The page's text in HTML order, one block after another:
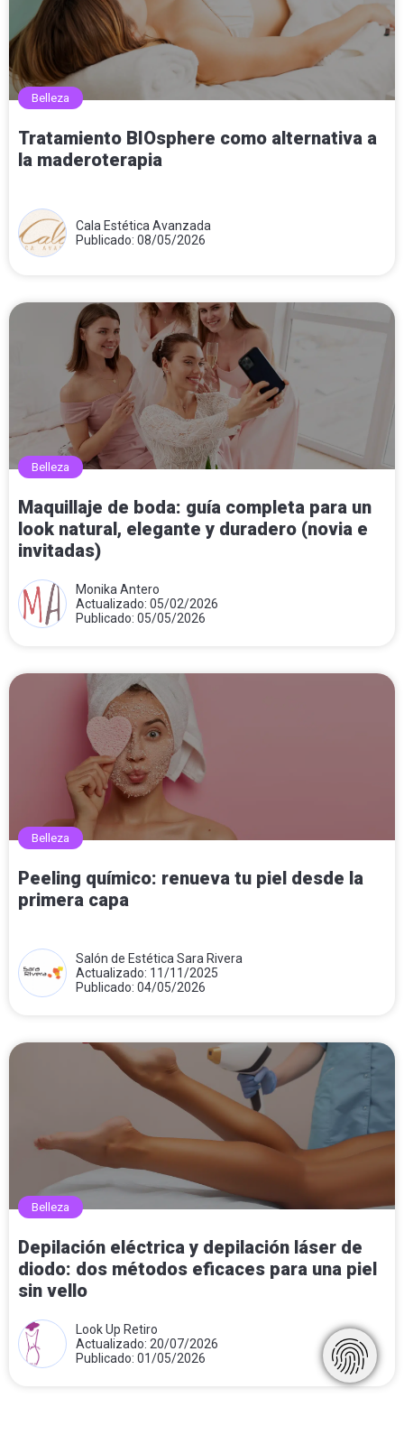
Belleza
Tratamiento BIOsphere como alternativa a
la maderoterapia
Cala Estética Avanzada
Publicado: 08/05/2026
Belleza
Maquillaje de boda: guía completa para un
look natural, elegante y duradero (novia e
invitadas)
Monika Antero
Actualizado: 05/02/2026
Publicado: 05/05/2026
Belleza
Peeling químico: renueva tu piel desde la
primera capa
Salón de Estética Sara Rivera
Actualizado: 11/11/2025
Publicado: 04/05/2026
Belleza
Depilación eléctrica y depilación láser de
diodo: dos métodos eficaces para una piel
sin vello
Look Up Retiro
Actualizado: 20/07/2026
Publicado: 01/05/2026